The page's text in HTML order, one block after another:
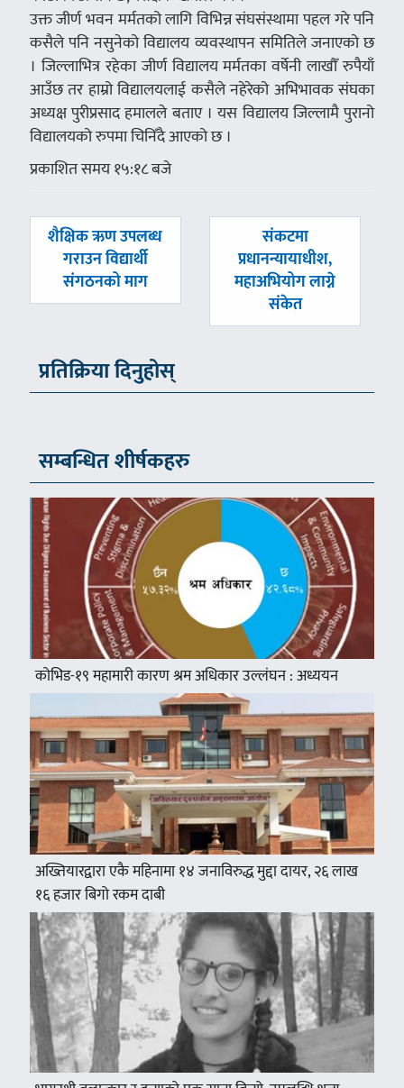
उक्त जीर्ण भवन मर्मतको लागि विभिन्न संघसंस्थामा पहल गरे पनि
कसैले पनि नसुनेको विद्यालय व्यवस्थापन समितिले जनाएको छ
। जिल्लाभित्र रहेका जीर्ण विद्यालय मर्मतका वर्षेनी लाखौँ रुपैयाँ
आउँछ तर हाम्रो विद्यालयलाई कसैले नहेरेको अभिभावक संघका
अध्यक्ष पुरीप्रसाद हमालले बताए । यस विद्यालय जिल्लामै पुरानो
विद्यालयको रुपमा चिनिँदै आएको छ ।
प्रकाशित समय १५:१८ बजे
पछिल्लाे
शैक्षिक ऋण उपलब्ध
गराउन विद्यार्थी
संगठनको माग
अघिल्लाे
-
संकटमा
प्रधानन्यायाधीश,
महाअभियोग लाग्ने
संकेत
प्रतिक्रिया दिनुहोस्
सम्बन्धित शीर्षकहरु
कोभिड-१९ महामारी कारण श्रम अधिकार उल्लंघन : अध्ययन
अख्तियारद्वारा एकै महिनामा १४ जनाविरुद्ध मुद्दा दायर, २६ लाख
१६ हजार बिगो रकम दाबी